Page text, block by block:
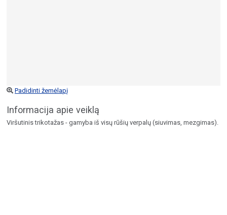
Padidinti žemėlapį
Informacija apie veiklą
Viršutinis trikotažas - gamyba iš visų rūšių verpalų (siuvimas, mezgimas).